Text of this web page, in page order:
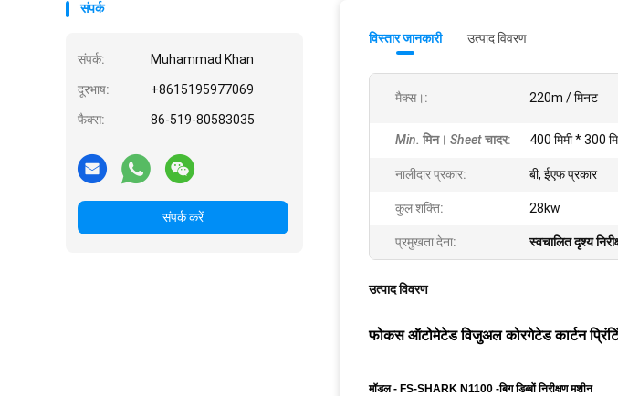
संपर्क
संपर्क: Muhammad Khan
दूरभाष: +8615195977069
फैक्स: 86-519-80583035
संपर्क करें
विस्तार जानकारी उत्पाद विवरण
मैक्स।: 220m / मिनट
Min. मिन। Sheetचादर: 400 मिमी * 300
नालीदार प्रकार: बी, ईएफ प्रकार
कुल शक्ति: 28kw
प्रमुखता देना: स्वचालित दृश्य
उत्पाद विवरण
फोकस ऑटोमेटेड विजुअल कोरगेटेड कार्टन
मॉडल - FS-SHARK N1100 -बिग डिब्बों निरीक्षण मशीन